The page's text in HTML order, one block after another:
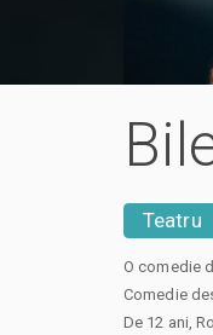
Teatru
O comedie
Comedie
De 12 ani,